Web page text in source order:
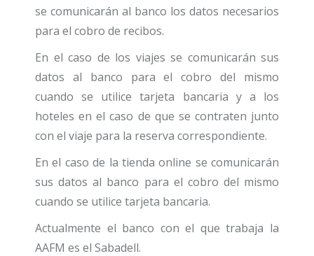
se comunicarán al banco los datos necesarios
para el cobro de recibos.
En el caso de los viajes se comunicarán sus
datos al banco para el cobro del mismo
cuando se utilice tarjeta bancaria y a los
hoteles en el caso de que se contraten junto
con el viaje para la reserva correspondiente.
En el caso de la tienda online se comunicarán
sus datos al banco para el cobro del mismo
cuando se utilice tarjeta bancaria.
Actualmente el banco con el que trabaja la
AAFM es el Sabadell.